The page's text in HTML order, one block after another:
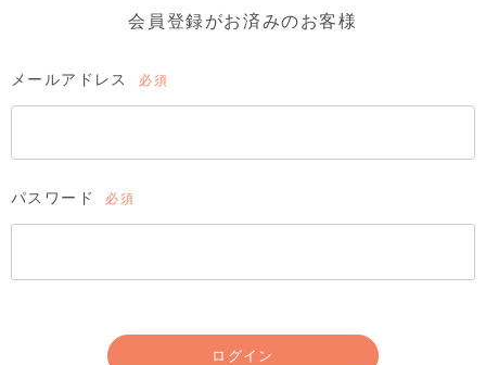
会員登録がお済みのお客様
メールアドレス
須)
パスワード
須)
ログイン